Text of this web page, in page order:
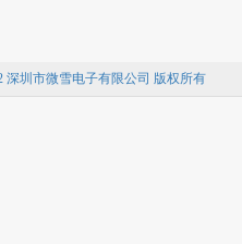
深圳市微雪电子有限公司 版权所有